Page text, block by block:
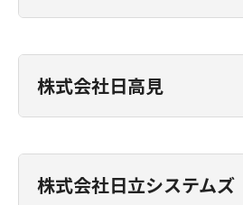
株式会社日高見
株式会社日立システムズ